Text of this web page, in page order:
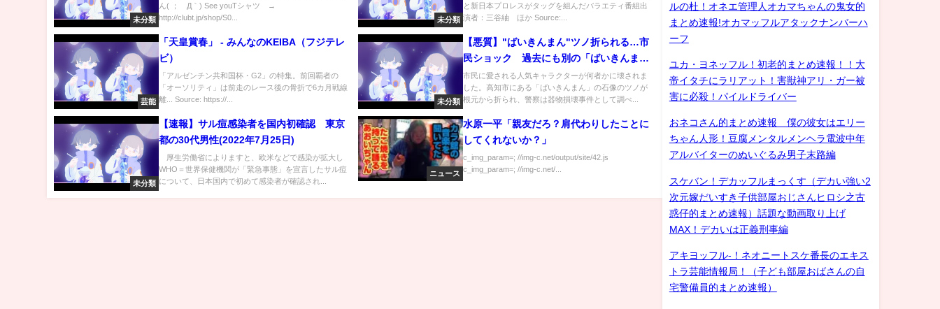
未分類
ん( ；´Д｀) See youTシャツ →
http://clubt.jp/shop/S0...
未分類
と新日本プロレスがタッグを組んだバラエティ番組出
演者：三谷紬 ほか Source:...
芸能
「天皇賞春」 - みんなのKEIBA（フジテレ
ビ）
「アルゼンチン共和国杯・G2」の特集。前回覇者の
「オーソリティ」は前走のレース後の骨折で6カ月戦線
離... Source: https://...
未分類
【悪質】"ばいきんまん"ツノ折られる…市
民ショック 過去にも別の「ばいきんま
ん」が…
市民に愛される人気キャラクターが何者かに壊されま
した。高知市にある「ばいきんまん」の石像のツノが
根元から折られ、警察は器物損壊事件として調べ...
未分類
【速報】サル痘感染者を国内初確認 東京
都の30代男性(2022年7月25日)
厚生労働省によりますと、欧米などで感染が拡大し
WHO＝世界保健機関が「緊急事態」を宣言したサル痘
について、日本国内で初めて感染者が確認され...
ニュース
水原一平「親友だろ？肩代わりしたことに
してくれないか？」
c_img_param=; //img-c.net/output/site/42.js
c_img_param=; //img-c.net/...
ルの杜！オネエ管理人オカマちゃんの鬼女的
まとめ速報!オカマッフルアタックナンバーハ
ーフ
ユカ・ヨネッフル！初老的まとめ速報！！大
帝イタチにラリアット！害獣神アリ・ガー被
害に必殺！パイルドライバー
おネコさん的まとめ速報 僕の彼女はエリー
ちゃん人形！豆腐メンタルメンヘラ電波中年
アルバイターのぬいぐるみ男子末路編
スケバン！デカッフルまっくす（デカい強い2
次元嫁だいすき子供部屋おじさんヒロシ之古
惑仔的まとめ速報）話題な動画取り上げ
MAX！デカいは正義刑事編
アキヨッフル-！ネオニートスケ番長のエキス
トラ芸能情報局！（子ども部屋おばさんの自
宅警備員的まとめ速報）